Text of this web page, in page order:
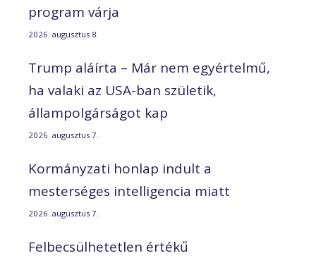
program várja
2026. augusztus 8.
Trump aláírta – Már nem egyértelmű,
ha valaki az USA-ban születik,
állampolgárságot kap
2026. augusztus 7.
Kormányzati honlap indult a
mesterséges intelligencia miatt
2026. augusztus 7.
Felbecsülhetetlen értékű